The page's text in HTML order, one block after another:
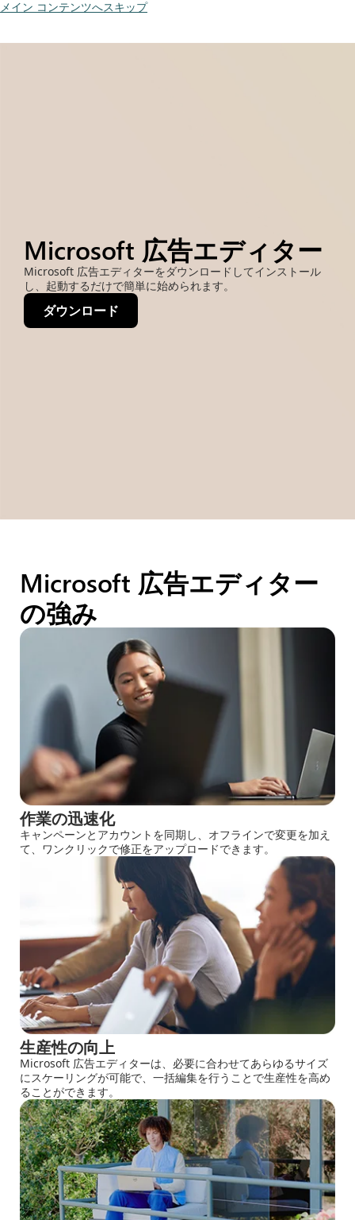
メイン コンテンツへスキップ
Microsoft 広告エディター
Microsoft 広告エディターをダウンロードしてインストール
し、起動するだけで簡単に始められます。
ダウンロード
Microsoft 広告エディター
の強み
作業の迅速化
キャンペーンとアカウントを同期し、オフラインで変更を加え
て、ワンクリックで修正をアップロードできます。
生産性の向上
Microsoft 広告エディターは、必要に合わせてあらゆるサイズ
にスケーリングが可能で、一括編集を行うことで生産性を高め
ることができます。